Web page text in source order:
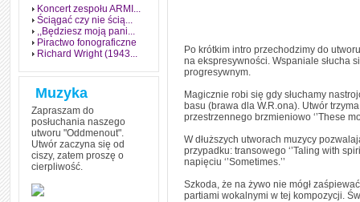
Koncert zespołu ARMI...
Ściągać czy nie ścią...
,,Będziesz moją pani...
Piractwo fonograficzne
Richard Wright (1943...
Muzyka
Zapraszam do
posłuchania naszego
utworu "Oddmenout".
Utwór zaczyna się od
ciszy, zatem proszę o
cierpliwość.
Jak stworzyć fenomen
Po krótkim intro przechodzimy do
na ekspresywności. Wspaniale słucha
progresywnym.
Magicznie robi się gdy słuchamy
basu (brawa dla W.R.ona). Utwór
przestrzennego brzmieniowo ‘’These
W dłuższych utworach muzycy
przypadku: transowego ‘’Taling with
napięciu ‘’Sometimes.’’
Szkoda, że na żywo nie mógł
partiami wokalnymi w tej kompozycji.